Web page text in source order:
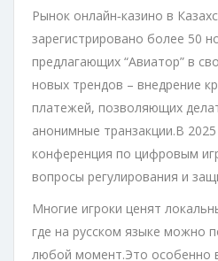
Рынок онлайн‑казино в
зарегистрировано более 50
предлагающих “Авиатор” в
новых трендов – внедрение
платежей, позволяющих
анонимные транзакции.В
конференция по цифровым
вопросы регулирования и
Многие игроки ценят
где на русском языке можно
любой момент.Это особенно